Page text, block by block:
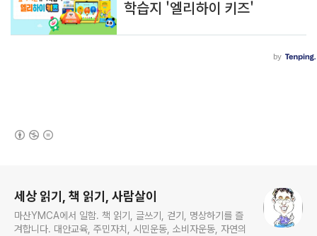
세상 읽기, 책 읽기, 사람살이
마산YMCA에서 일함. 책 읽기, 글쓰기, 걷기, 명상하기를 즐
겨합니다. 대안교육, 주민자치, 시민운동, 소비자운동, 자연의